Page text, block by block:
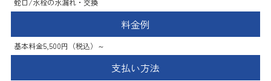
料金例
基本料金5,500円（税込）～
支払い方法